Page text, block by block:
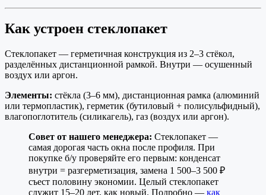
Как устроен стеклопакет
Стеклопакет — герметичная конструкция из 2–3 стёкол,
разделённых дистанционной рамкой. Внутри — осушенный
воздух или аргон.
Элементы: стёкла (3–6 мм), дистанционная рамка (алюминий
или термопластик), герметик (бутиловый + полисульфидный),
влагопоглотитель (силикагель), газ (воздух или аргон).
Совет от нашего менеджера: Стеклопакет —
самая дорогая часть окна после профиля. При
покупке б/у проверяйте его первым: конденсат
внутри = разгерметизация, замена 1 500–3 500 ₽
съест половину экономии. Целый стеклопакет
служит 15–20 лет, как новый. Подробно — как